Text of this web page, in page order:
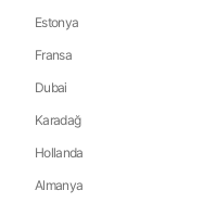
Estonya
Fransa
Dubai
Karadağ
Hollanda
Almanya